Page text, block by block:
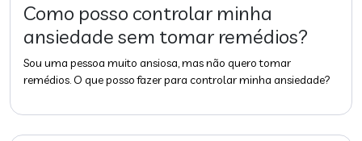
Como posso controlar minha
ansiedade sem tomar remédios?
Sou uma pessoa muito ansiosa, mas não quero tomar
remédios. O que posso fazer para controlar minha ansiedade?